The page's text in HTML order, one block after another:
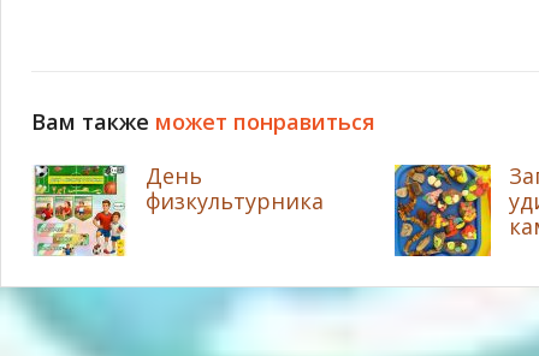
Вам также может понравиться
День
физкультурника